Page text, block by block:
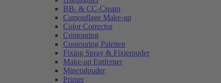
BB- & CC-Cream
Camouflage Make-up
Color Corrector
Contouring
Contouring Paletten
Fixing Spray & Fixierpuder
Make-up Entferner
Mineralpuder
Primer